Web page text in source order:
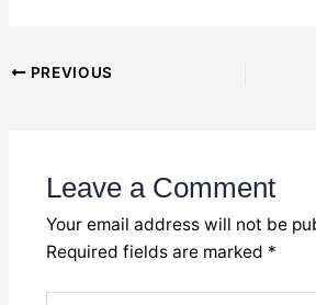
Post
PREVIOUS
Leave a Comment
Your email address will not be
Required fields are marked *